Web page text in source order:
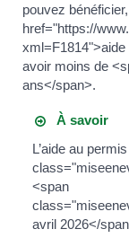
pouvez
href="https://
xml=F1814">aide
avoir moins de
ans</span>.
À savoir
L’aide au
<span
avril 2026</